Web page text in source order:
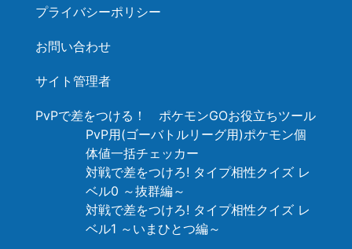
プライバシーポリシー
お問い合わせ
サイト管理者
PvPで差をつける！ ポケモンGOお役立ちツール
PvP用(ゴーバトルリーグ用)ポケモン個
体値一括チェッカー
対戦で差をつけろ! タイプ相性クイズ レ
ベル0 ～抜群編～
対戦で差をつけろ! タイプ相性クイズ レ
ベル1 ～いまひとつ編～